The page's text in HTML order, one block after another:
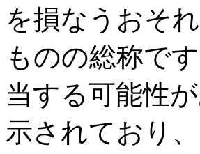
を損なうおそ
ものの総称で
当する可能性
示されており